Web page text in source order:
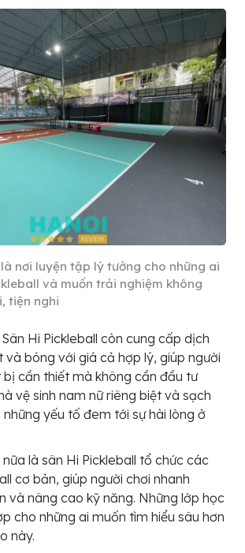
nơi luyện tập lý tưởng cho những ai
và muốn trải nghiệm không
tiện nghi
Hi Pickleball còn cung cấp dịch
và bóng với giá cả hợp lý, giúp người
cần thiết mà không cần đầu tư
vệ sinh nam nữ riêng biệt và sạch
yếu tố đem tới sự hài lòng ở
là sân Hi Pickleball tổ chức các
cơ bản, giúp người chơi nhanh
và nâng cao kỹ năng. Những lớp học
cho những ai muốn tìm hiểu sâu hơn
này.